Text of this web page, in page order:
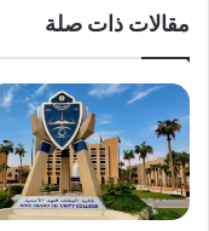
مقالات ذات صلة